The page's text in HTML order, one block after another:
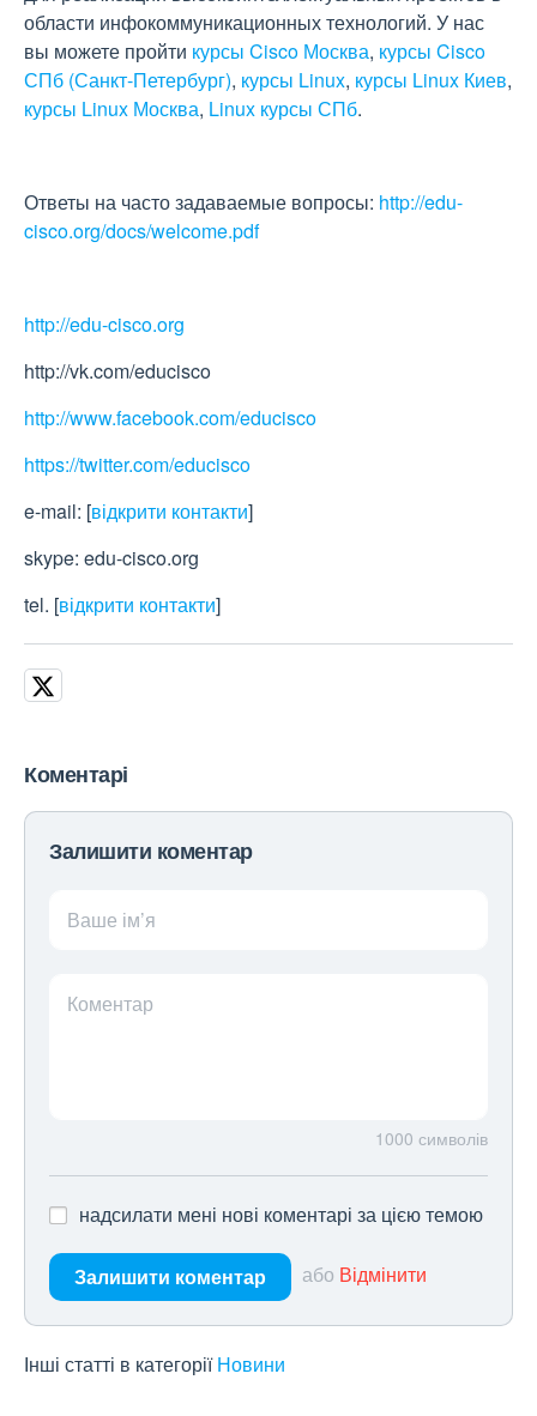
области инфокоммуникационных технологий. У нас
вы можете пройти курсы Cisco Москва, курсы Cisco
СПб (Санкт-Петербург), курсы Linux, курсы Linux Киев,
курсы Linux Москва, Linux курсы СПб.
Ответы на часто задаваемые вопросы: http://edu-
cisco.org/docs/welcome.pdf
http://edu-cisco.org
http://vk.com/educisco
http://www.facebook.com/educisco
https://twitter.com/educisco
e-mail: [відкрити контакти]
skype: edu-cisco.org
tel. [відкрити контакти]
Коментарі
Залишити коментар
Ваше ім’я
Коментар
1000 символів
надсилати мені нові коментарі за цією темою
Залишити коментар або Відмінити
Інші статті в категорії Новини